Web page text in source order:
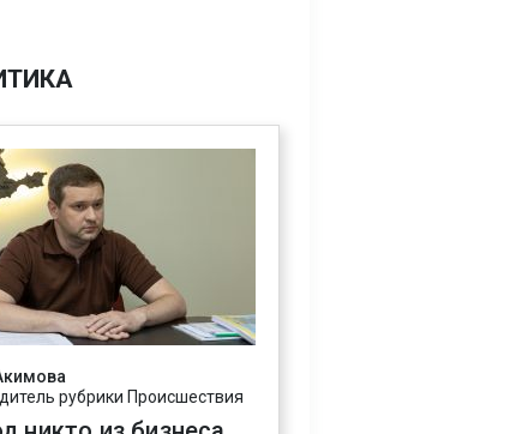
рубрики Происшествия